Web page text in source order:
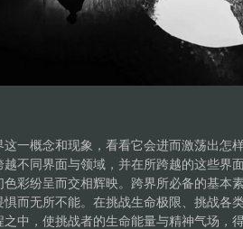
一概念和现象，看看它会进而激荡出怎
不同界面与领域，并在所跨越的这些界
彩纷呈而交相辉映。跨界所必备的基本
而无所不能。在挑战生命极限、挑战各
中，使挑战者的生命能量与精神气场，